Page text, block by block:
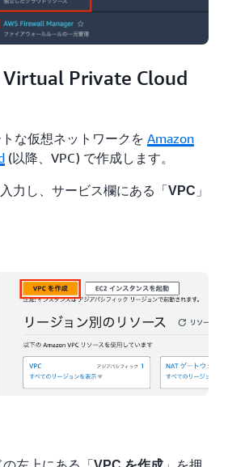
Private Cloud
な仮想ネットワークを Amazon
(以降、VPC) で作成します。
力し、サービス欄にある「VPC 」